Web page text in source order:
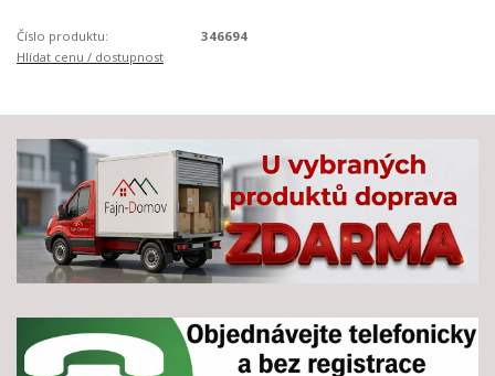
Číslo produktu:
346694
Hlídat cenu / dostupnost